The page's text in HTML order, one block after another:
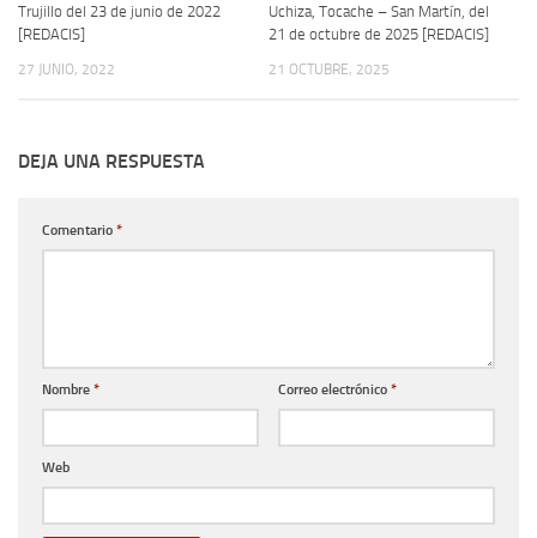
Trujillo del 23 de junio de 2022
[REDACIS]
27 JUNIO, 2022
Uchiza, Tocache – San Martín, del
21 de octubre de 2025 [REDACIS]
21 OCTUBRE, 2025
DEJA UNA RESPUESTA
Comentario *
Nombre * Correo electrónico *
Web